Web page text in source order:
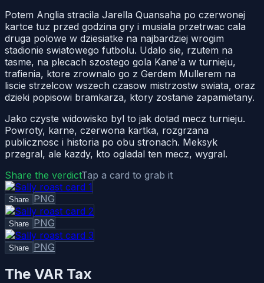
Potem Anglia stracila Jarella Quansaha po czerwonej
kartce tuz przed godzina gry i musiala przetrwac cala
druga polowe w dziesiatke na najbardziej wrogim
stadionie swiatowego futbolu. Udalo sie, rzutem na
tasme, na plecach szostego gola Kane'a w turnieju,
trafienia, ktore zrownalo go z Gerdem Mullerem na
liscie strzelcow wszech czasow mistrzostw swiata, oraz
dzieki popisowi bramkarza, ktory zostanie zapamietany.
Jako czyste widowisko byl to jak dotad mecz turnieju.
Powroty, karne, czerwona kartka, rozgrzana
publicznosc i historia po obu stronach. Meksyk
przegral, ale kazdy, kto ogladal ten mecz, wygral.
Share the verdictTap a card to grab it
Share PNG
Share PNG
Share PNG
The VAR Tax